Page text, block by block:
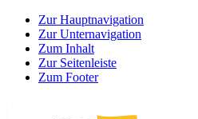
Zur Hauptnavigation
Zur Unternavigation
Zum Inhalt
Zur Seitenleiste
Zum Footer